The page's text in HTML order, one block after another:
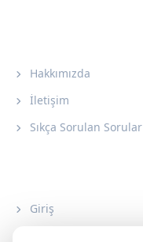
Hakkımızda
İletişim
Sıkça Sorulan Sorular
Giriş